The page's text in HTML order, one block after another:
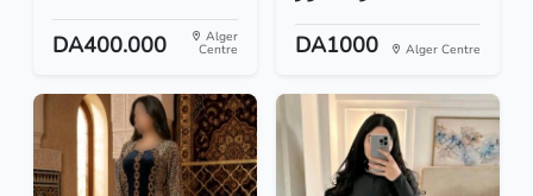
DA400.000 Alger
Centre DA1000 Alger Centre